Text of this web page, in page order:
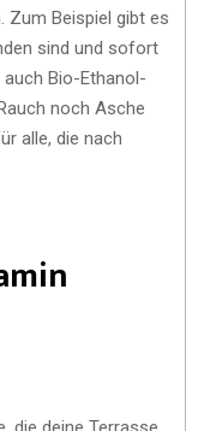
Zum Beispiel gibt es
sind und sofort
Bio-Ethanol-
noch Asche
alle, die nach